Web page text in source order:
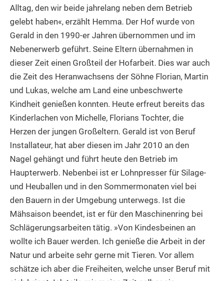
Alltag, den wir beide jahrelang neben dem Betrieb
gelebt haben«, erzählt Hemma. Der Hof wurde von
Gerald in den 1990-er Jahren übernommen und im
Nebenerwerb geführt. Seine Eltern übernahmen in
dieser Zeit einen Großteil der Hofarbeit. Dies war auch
die Zeit des Heranwachsens der Söhne Florian, Martin
und Lukas, welche am Land eine unbeschwerte
Kindheit genießen konnten. Heute erfreut bereits das
Kinderlachen von Michelle, Florians Tochter, die
Herzen der jungen Großeltern. Gerald ist von Beruf
Installateur, hat aber diesen im Jahr 2010 an den
Nagel gehängt und führt heute den Betrieb im
Haupterwerb. Nebenbei ist er Lohnpresser für Silage-
und Heuballen und in den Sommermonaten viel bei
den Bauern in der Umgebung unterwegs. Ist die
Mähsaison beendet, ist er für den Maschinenring bei
Schlägerungsarbeiten tätig. »Von Kindesbeinen an
wollte ich Bauer werden. Ich genieße die Arbeit in der
Natur und arbeite sehr gerne mit Tieren. Vor allem
schätze ich aber die Freiheiten, welche unser Beruf mit